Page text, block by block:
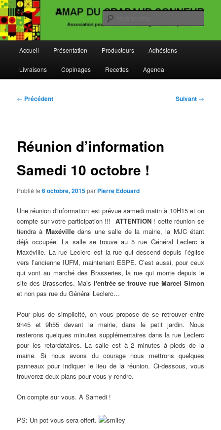
Aller
au
contenu
principalAMAP du Crapaud Sonneur
Un site utilisant WordPress
principal
Accueil Présentation Producteurs Adhésions
Livraisons Copinages Recettes Agenda
Navigation
← Précédent Suivant →
Réunion d’information
Samedi 10 octobre !
Publié le6 octobre, 2015par Pierre Edouard
Une réunion d'information est prévue samedi matin à 10H15 et on
compte sur votre participation !!! ATTENTION! cette réunion se
tiendra à Maxévilledans une salle de la mairie, la MJC étant
déjà occupée. La salle se trouve au 5 rue Général Leclerc à
Maxéville. La rue Leclerc est la rue qui descend depuis l’église
vers l’ancienne IUFM, maintenant ESPE. C’est aussi, pour ceux
qui vont au marché des Brasseries, la rue qui monte depuis le
site des Brasseries. Mais l'entrée se trouve rue Marcel Simon
et non pas rue du Général Leclerc…
Pour plus de simplicité, on vous propose de se retrouver entre
9h45 et 9h55 devant la mairie, dans le petit jardin. Nous
resterons quelques minutes supplémentaires dans la rue Leclerc
pour les retardataires. La salle est à 2 minutes à pieds de la
mairie. Si nous avons du courage nous mettrons quelques
panneaux pour indiquer le lieu de la réunion. Ci-dessous, vous
trouverez deux plans pour vous y rendre.
On compte sur vous. A Samedi !
PS: Un pot vous sera offert.